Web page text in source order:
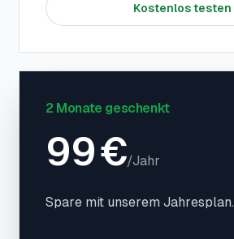
Kostenlos testen
2 Monate geschenkt
99€/Jahr
Spare mit unserem Jahresplan.